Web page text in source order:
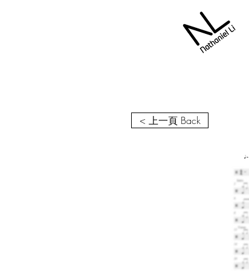
< 上一頁 Back